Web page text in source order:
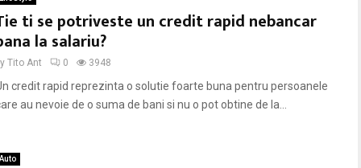
ti se potriveste un credit rapid nebancar
la salariu?
Tito Ant 0 3948
credit rapid reprezinta o solutie foarte buna pentru persoanele
au nevoie de o suma de bani si nu o pot obtine de la...
Auto